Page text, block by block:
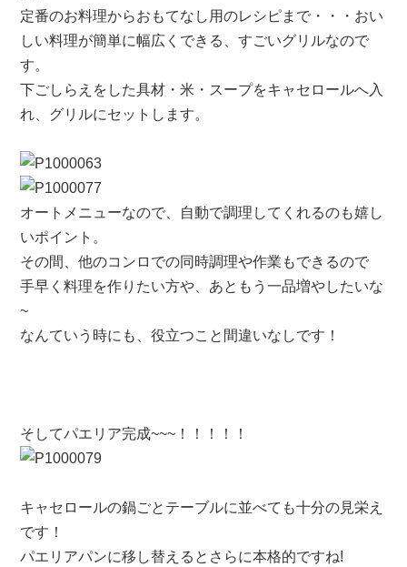
定番のお料理からおもてなし用のレシピまで・・・おい
しい料理が簡単に幅広くできる、すごいグリルなので
す。
下ごしらえをした具材・米・スープをキャセロールへ入
れ、グリルにセットします。
オートメニューなので、自動で調理してくれるのも嬉し
いポイント。
その間、他のコンロでの同時調理や作業もできるので
手早く料理を作りたい方や、あともう一品増やしたいな
~
なんていう時にも、役立つこと間違いなしです！
そしてパエリア完成~~~！！！！！
キャセロールの鍋ごとテーブルに並べても十分の見栄え
です！
パエリアパンに移し替えるとさらに本格的ですね!